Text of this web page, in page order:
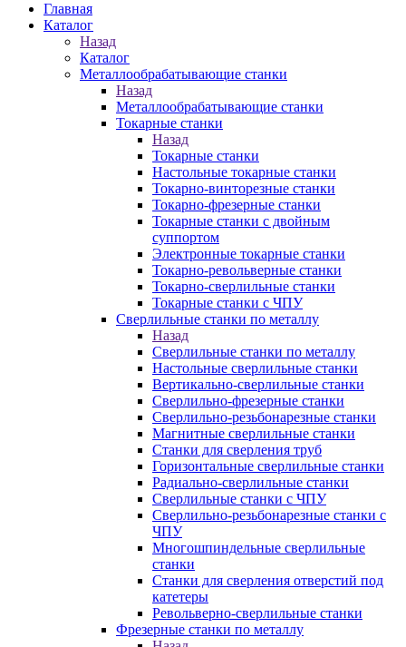
Главная
Каталог
Назад
Каталог
Металлообрабатывающие станки
Назад
Металлообрабатывающие станки
Токарные станки
Назад
Токарные станки
Настольные токарные станки
Токарно-винторезные станки
Токарно-фрезерные станки
Токарные станки с двойным
суппортом
Электронные токарные станки
Токарно-револьверные станки
Токарно-сверлильные станки
Токарные станки с ЧПУ
Сверлильные станки по металлу
Назад
Сверлильные станки по металлу
Настольные сверлильные станки
Вертикально-сверлильные станки
Сверлильно-фрезерные станки
Сверлильно-резьбонарезные станки
Магнитные сверлильные станки
Станки для сверления труб
Горизонтальные сверлильные станки
Радиально-сверлильные станки
Сверлильные станки с ЧПУ
Сверлильно-резьбонарезные станки с
ЧПУ
Многошпиндельные сверлильные
станки
Станки для сверления отверстий под
катетеры
Револьверно-сверлильные станки
Фрезерные станки по металлу